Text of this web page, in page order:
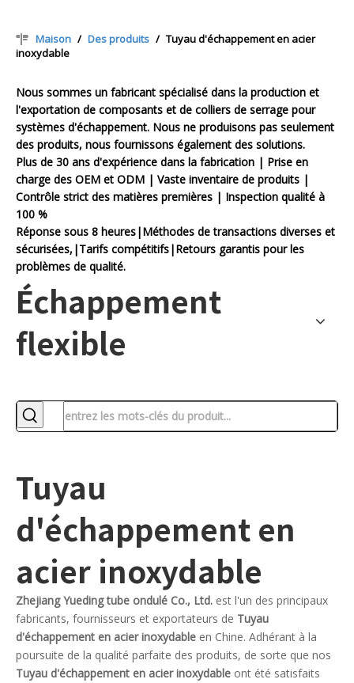
Maison / Des produits / Tuyau d'échappement en acier
inoxydable
Nous sommes un fabricant spécialisé dans la production et
l'exportation de composants et de colliers de serrage pour
systèmes d'échappement. Nous ne produisons pas seulement
des produits, nous fournissons également des solutions.
Plus de 30 ans d'expérience dans la fabrication | Prise en
charge des OEM et ODM | Vaste inventaire de produits |
Contrôle strict des matières premières | Inspection qualité à
100 %
Réponse sous 8 heures|Méthodes de transactions diverses et
sécurisées,|Tarifs compétitifs|Retours garantis pour les
problèmes de qualité.
Échappement
flexible
Tuyau
d'échappement en
acier inoxydable
Zhejiang Yueding tube ondulé Co., Ltd. est l'un des principaux
fabricants, fournisseurs et exportateurs de Tuyau
d'échappement en acier inoxydable en Chine. Adhérant à la
poursuite de la qualité parfaite des produits, de sorte que nos
Tuyau d'échappement en acier inoxydable ont été satisfaits